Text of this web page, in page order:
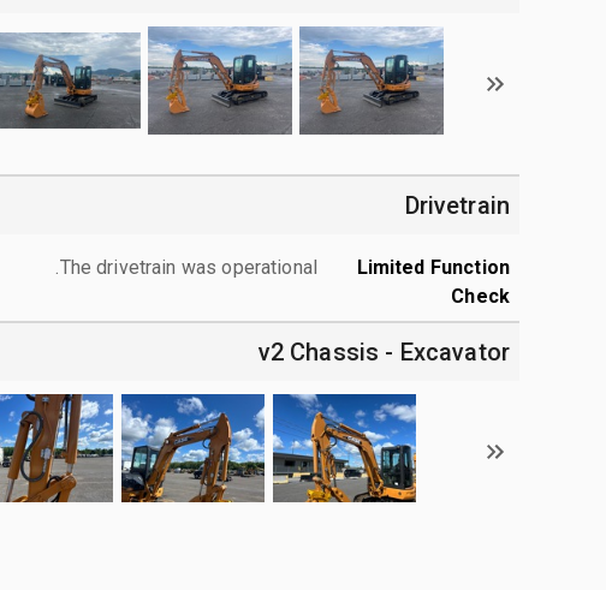
Drivetrain
Limited Function
Check
The drivetrain was operational.
v2 Chassis - Excavator